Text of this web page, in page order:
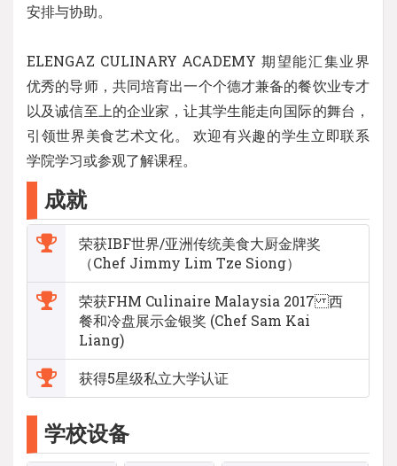
安排与协助。
ELENGAZ CULINARY ACADEMY 期望能汇集业界
优秀的导师，共同培育出一个个德才兼备的餐饮业专才
以及诚信至上的企业家，让其学生能走向国际的舞台，
引领世界美食艺术文化。 欢迎有兴趣的学生立即联系
学院学习或参观了解课程。
成就
荣获IBF世界/亚洲传统美食大厨金牌奖
（Chef Jimmy Lim Tze Siong）
荣获FHM Culinaire Malaysia 2017 西
餐和冷盘展示金银奖 (Chef Sam Kai
Liang)
获得5星级私立大学认证
学校设备